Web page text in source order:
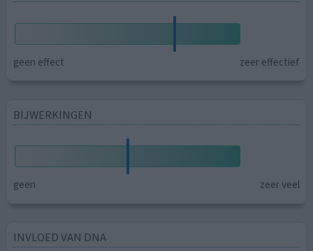
geen effect zeer effectief
BIJWERKINGEN
geen zeer veel
INVLOED VAN DNA